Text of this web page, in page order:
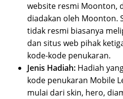
website resmi Moonton,
diadakan oleh Moonton.
tidak resmi biasanya
dan situs web pihak
kode-kode penukaran.
Jenis Hadiah: Hadiah
kode penukaran Mobile
mulai dari skin, hero,